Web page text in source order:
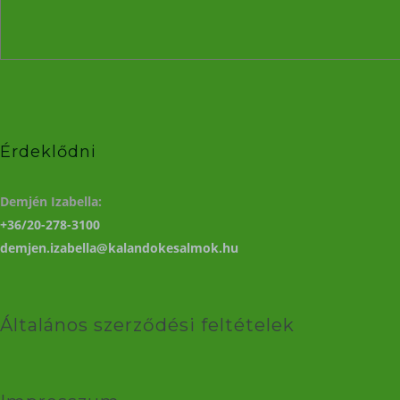
Érdeklődni
Demjén Izabella:
+36/20-278-3100
demjen.izabella@kalandokesalmok.hu
Általános szerződési feltételek